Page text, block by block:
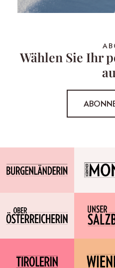
Wählen Sie Ihr